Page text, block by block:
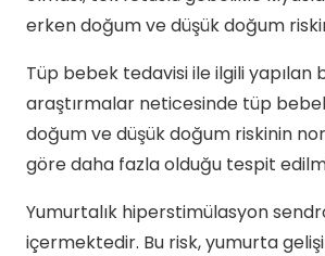
erken doğum ve düşük doğum
Tüp bebek tedavisi ile ilgili yapılan
araştırmalar neticesinde tüp
doğum ve düşük doğum riskinin
göre daha fazla olduğu tespit
Yumurtalık hiperstimülasyon
içermektedir. Bu risk, yumurta